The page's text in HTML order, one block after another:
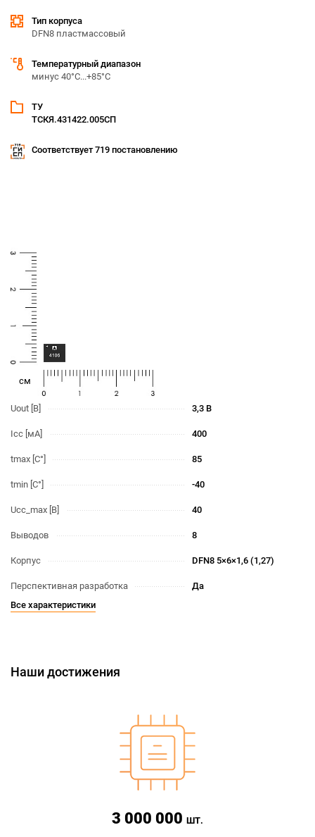
Тип корпуса
DFN8 пластмассовый
Температурный диапазон
минус 40°С...+85°С
ТУ
ТСКЯ.431422.005СП
Соответствует 719 постановлению
cм
Uout [В] 3,3 В
Icc [мА] 400
tmax [С°] 85
tmin [С°] -40
Ucc_max [В] 40
Выводов 8
Корпус DFN8 5×6×1,6 (1,27)
Перспективная разработка
Да
Все характеристики
Наши достижения
3 000 000 ШТ.